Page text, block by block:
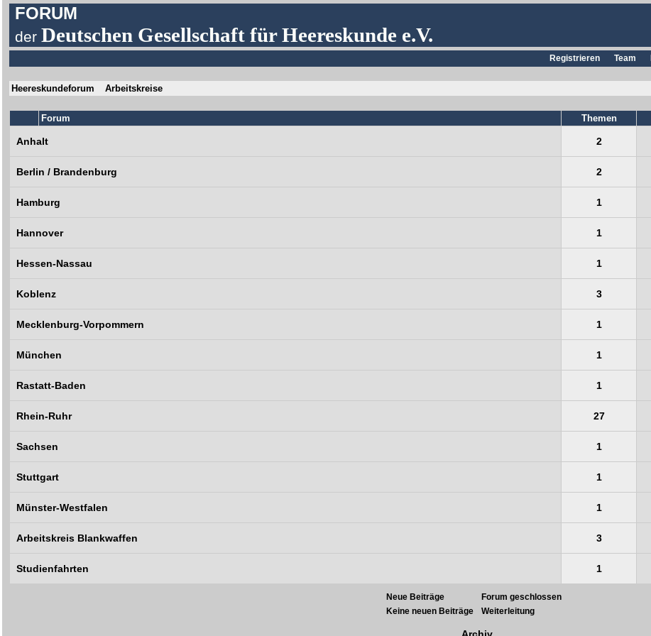
FORUM
derDeutschen Gesellschaft für Heereskunde e.V.
Team
Registrieren
Heereskundeforum Arbeitskreise
Forum Themen
Anhalt 2
Berlin / Brandenburg 2
Hamburg 1
Hannover 1
Hessen-Nassau 1
Koblenz 3
Mecklenburg-Vorpommern 1
München 1
Rastatt-Baden 1
Rhein-Ruhr 27
Sachsen 1
Stuttgart 1
Münster-Westfalen 1
Arbeitskreis Blankwaffen 3
Studienfahrten 1
Neue Beiträge
Forum geschlossen
Keine neuen Beiträge
Weiterleitung